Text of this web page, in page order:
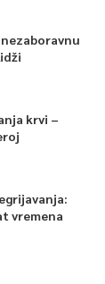
krvi –
vremena